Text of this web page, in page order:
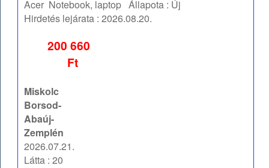
Acer Notebook, laptop Állapota : Új
Hirdetés lejárata :2026.08.20.
200 660
Ft
Miskolc
Borsod-
Abaúj-
Zemplén
2026.07.21.
Látta : 20